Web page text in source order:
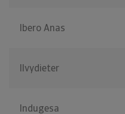
Ibero Anas
Ilvydieter
Indugesa